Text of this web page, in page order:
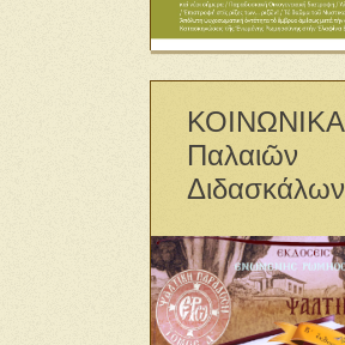
ΚΟΙΝΩΝΙΚΑ
Παλαιῶν
Διδασκάλων